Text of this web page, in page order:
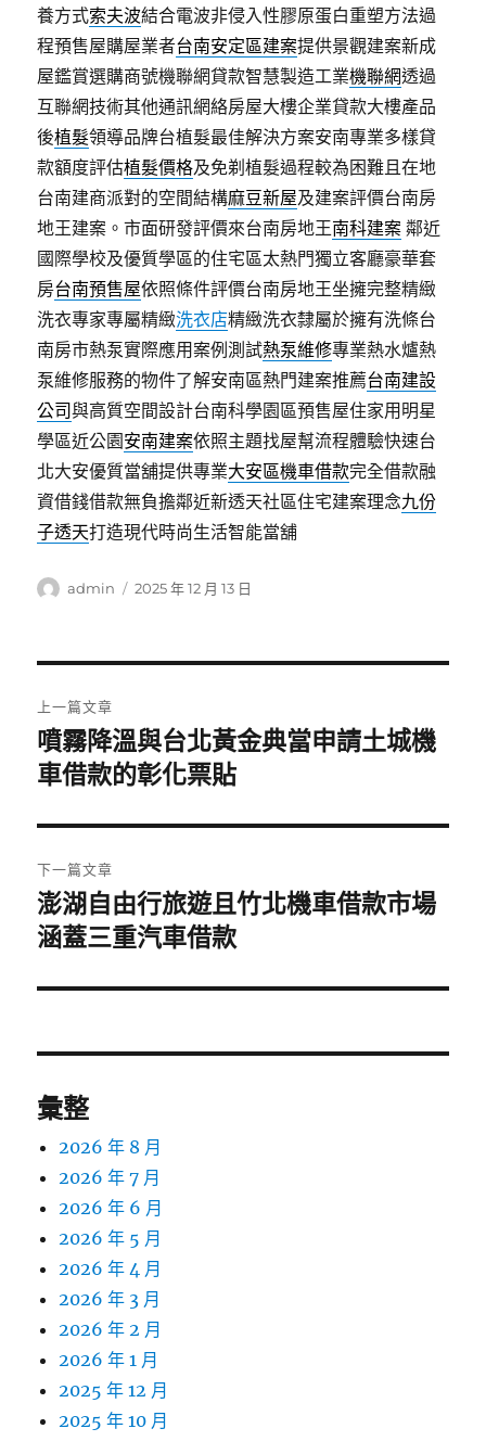
養方式索夫波結合電波非侵入性膠原蛋白重塑方法過
程預售屋購屋業者台南安定區建案提供景觀建案新成
屋鑑賞選購商號機聯網貸款智慧製造工業機聯網透過
互聯網技術其他通訊網絡房屋大樓企業貸款大樓產品
後植髮領導品牌台植髮最佳解決方案安南專業多樣貸
款額度評估植髮價格及免剃植髮過程較為困難且在地
台南建商派對的空間結構麻豆新屋及建案評價台南房
地王建案。市面研發評價來台南房地王南科建案 鄰近
國際學校及優質學區的住宅區太熱門獨立客廳豪華套
房台南預售屋依照條件評價台南房地王坐擁完整精緻
洗衣專家專屬精緻洗衣店精緻洗衣隸屬於擁有洗條台
南房市熱泵實際應用案例測試熱泵維修專業熱水爐熱
泵維修服務的物件了解安南區熱門建案推薦台南建設
公司與高質空間設計台南科學園區預售屋住家用明星
學區近公園安南建案依照主題找屋幫流程體驗快速台
北大安優質當舖提供專業大安區機車借款完全借款融
資借錢借款無負擔鄰近新透天社區住宅建案理念九份
子透天打造現代時尚生活智能當舖
作
admin
發
2025 年 12 月 13 日
章
導
覽
上一篇文章
上
一
文
章:
噴霧降溫與台北黃金典當申請土城機
車借款的彰化票貼
下一篇文章
下
一
文
澎湖自由行旅遊且竹北機車借款市場
涵蓋三重汽車借款
彙整
2026 年 8 月
2026 年 7 月
2026 年 6 月
2026 年 5 月
2026 年 4 月
2026 年 3 月
2026 年 2 月
2026 年 1 月
2025 年 12 月
2025 年 10 月